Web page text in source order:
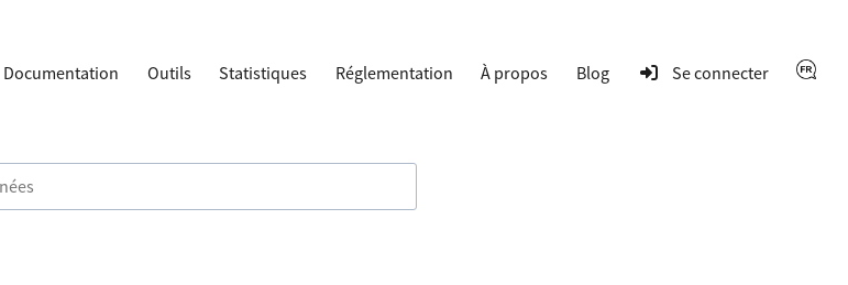
Documentation Outils Statistiques Réglementation À propos Blog Se connecter